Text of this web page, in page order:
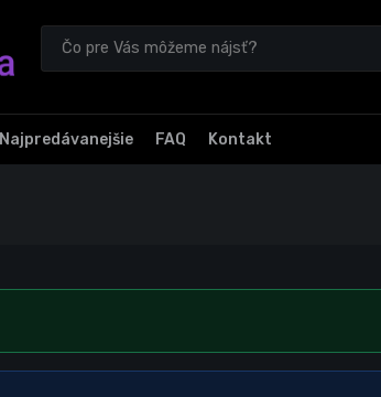
Najpredávanejšie FAQ Kontakt